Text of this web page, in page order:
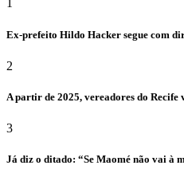
1
Ex-prefeito Hildo Hacker segue com
2
A partir de 2025, vereadores do
3
Já diz o ditado: “Se Maomé não vai à